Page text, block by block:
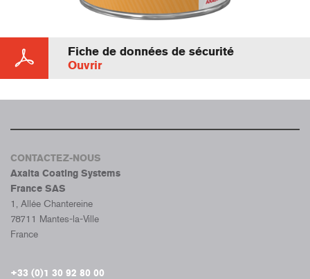
Fiche de données de sécurité
Ouvrir
CONTACTEZ-NOUS
Axalta Coating Systems
France SAS
1, Allée Chantereine
78711 Mantes-la-Ville
France
+33 (0)1 30 92 80 00